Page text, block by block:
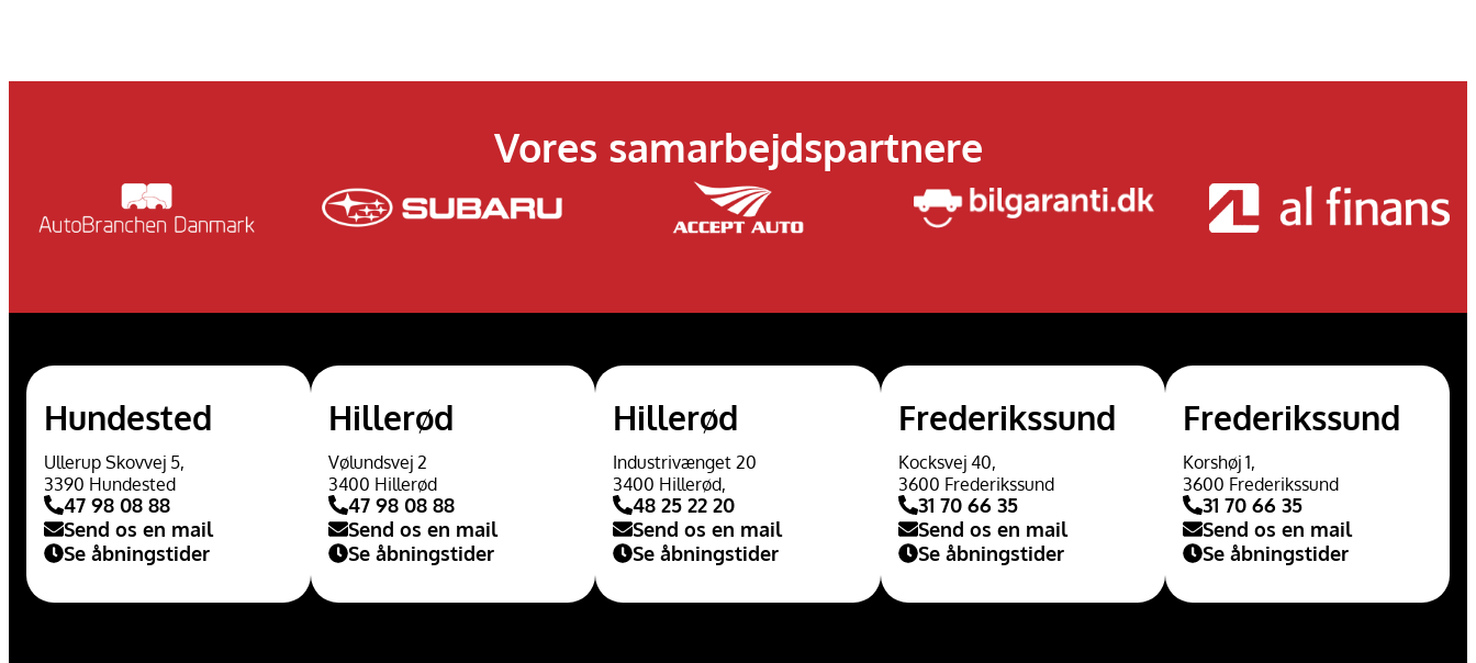
Vores samarbejdspartnere
Hundested
Ullerup Skovvej 5,
3390 Hundested
47 98 08 88
Send os en mail
Se åbningstider
Hillerød
Vølundsvej 2
3400 Hillerød
47 98 08 88
Send os en mail
Se åbningstider
Hillerød
Industrivænget 20
3400 Hillerød,
48 25 22 20
Send os en mail
Se åbningstider
Frederikssund
Kocksvej 40,
3600 Frederikssund
31 70 66 35
Send os en mail
Se åbningstider
Frederikssund
Korshøj 1,
3600 Frederikssund
31 70 66 35
Send os en mail
Se åbningstider